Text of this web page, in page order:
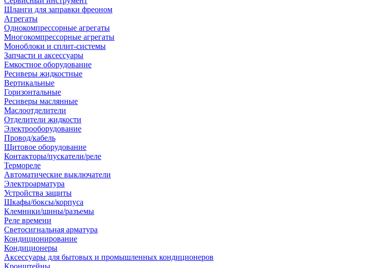
Шланги для заправки фреоном
Агрегаты
Однокомпрессорные агрегаты
Многокомпрессорные агрегаты
Моноблоки и сплит-системы
Запчасти и аксессуары
Емкостное оборудование
Ресиверы жидкостные
Вертикальные
Горизонтальные
Ресиверы маслянные
Маслоотделители
Отделители жидкости
Электрооборудование
Провод/кабель
Щитовое оборудование
Контакторы/пускатели/реле
Термореле
Автоматические выключатели
Электроарматура
Устройства защиты
Шкафы/боксы/корпуса
Клемники/шины/разъемы
Реле времени
Светосигнальная арматура
Кондиционирование
Кондиционеры
Аксессуары для бытовых и промышленных кондиционеров
Кронштейны